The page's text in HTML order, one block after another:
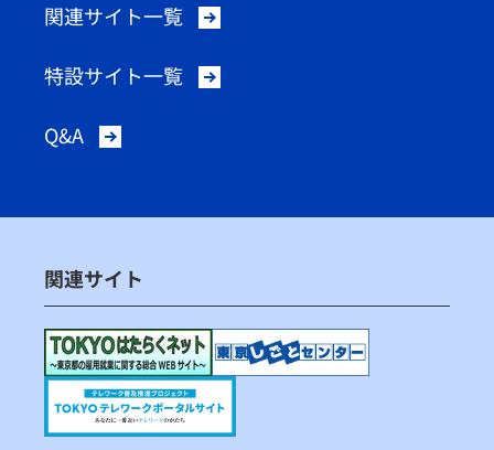
関連サイト一覧
特設サイト一覧
Q&A
関連サイト
（別ウィンドウで開く）